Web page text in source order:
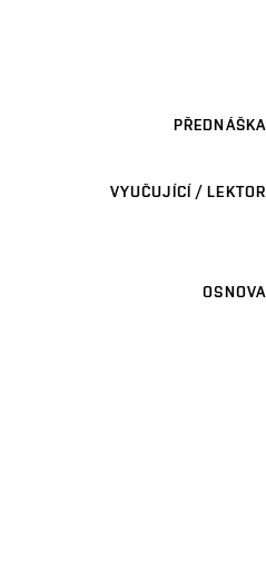
PŘEDNÁŠKA
VYUČUJÍCÍ / LEKTOR
OSNOVA